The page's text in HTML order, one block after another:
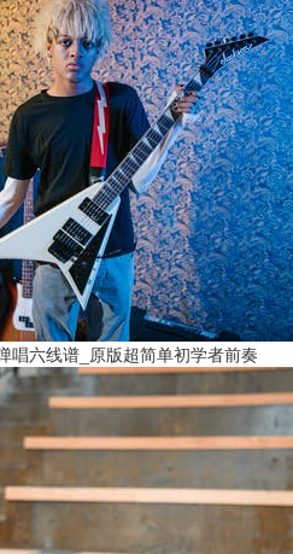
唱六线谱_原版超简单初学者前奏